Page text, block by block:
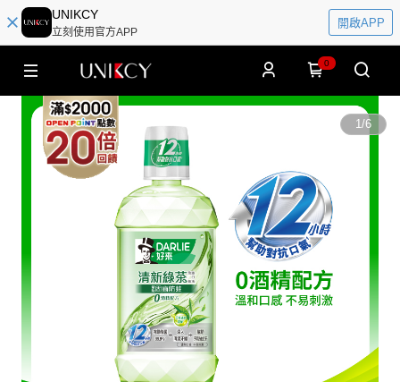
UNIKCY
立刻使用官方APP
開啟APP
0
1/6